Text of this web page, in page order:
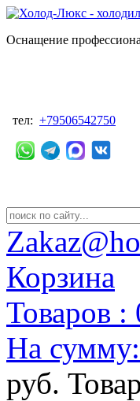
Оснащение
тел: +79506542750
Корзина
Товаров :
На сумму:
руб.